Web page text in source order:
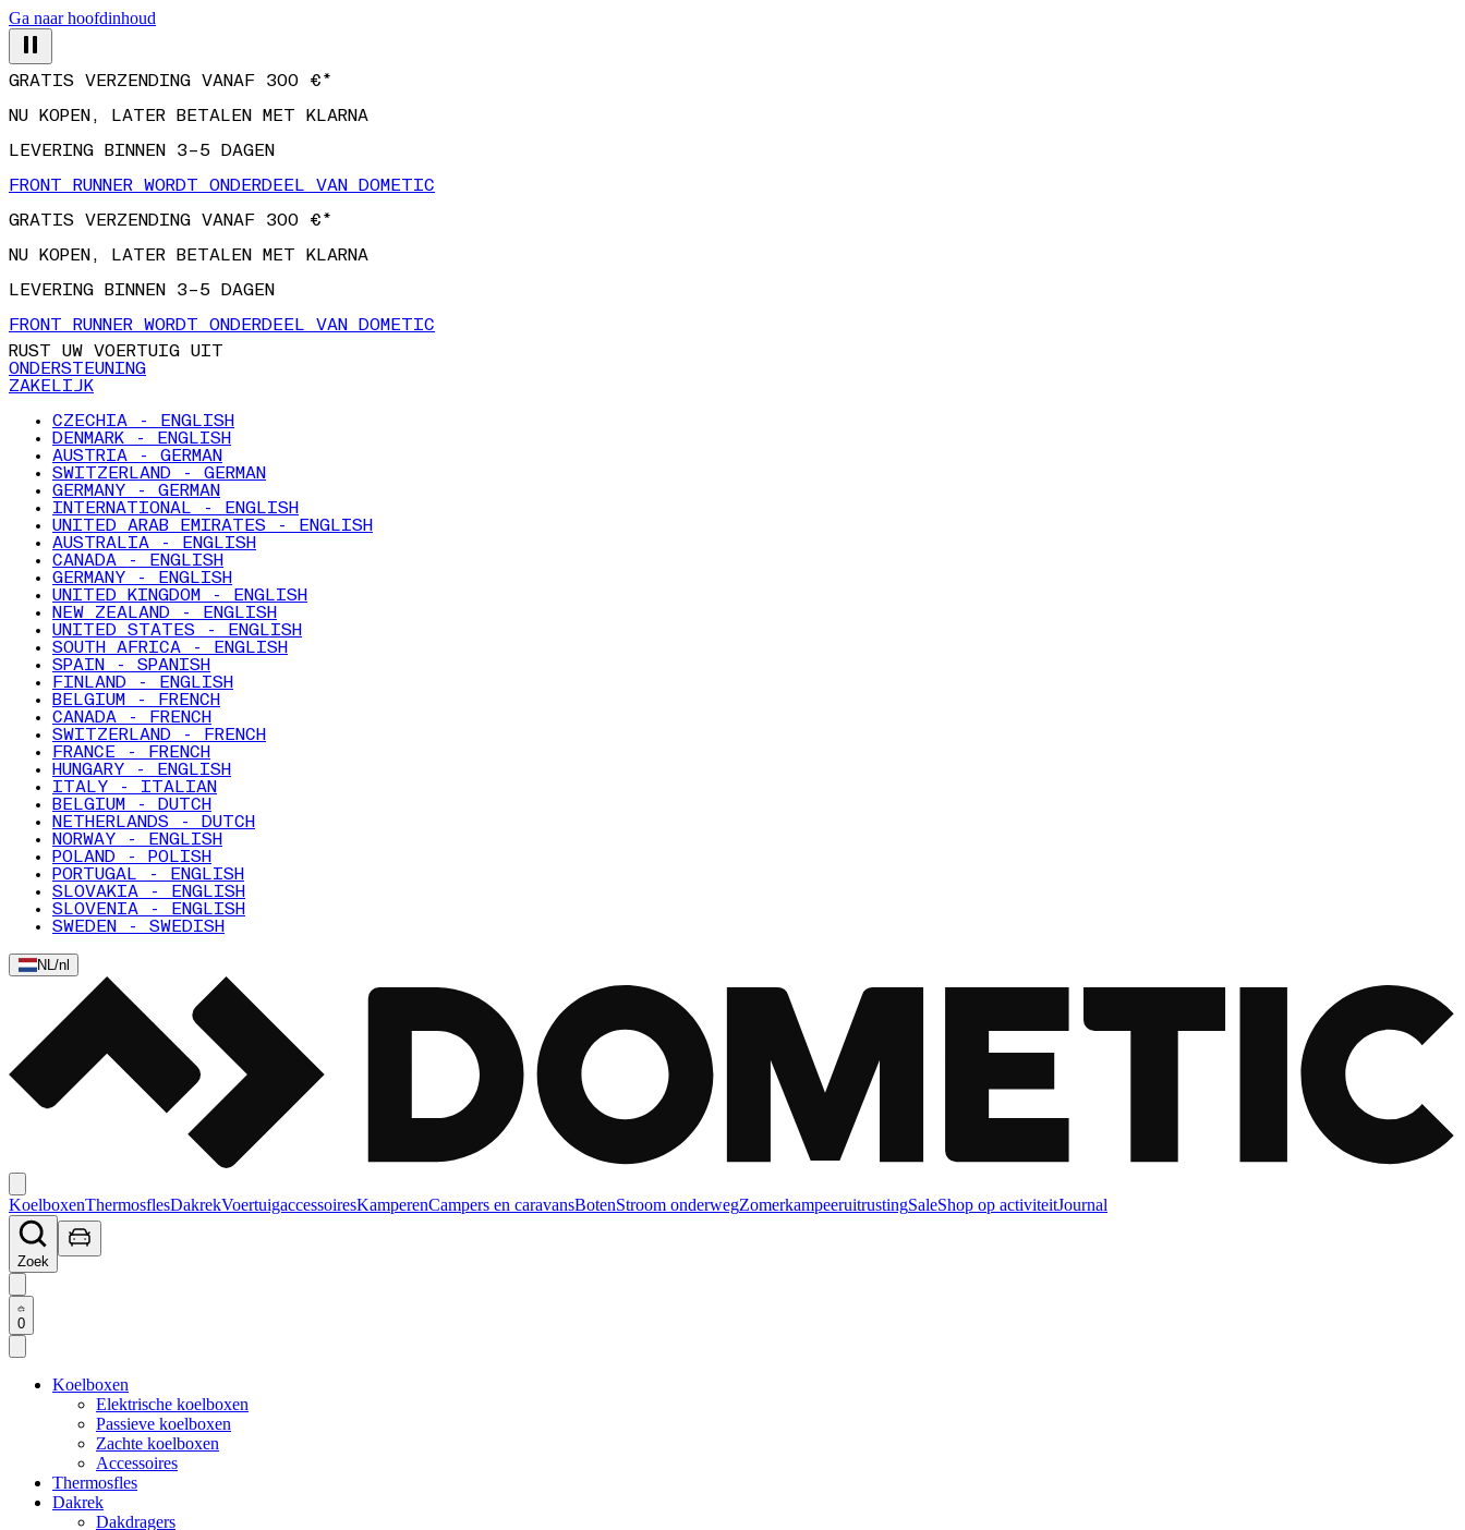
Ga naar hoofdinhoud
GRATIS VERZENDING VANAF 300 €*
NU KOPEN, LATER BETALEN MET KLARNA
LEVERING BINNEN 3–5 DAGEN
FRONT RUNNER WORDT ONDERDEEL VAN DOMETIC
GRATIS VERZENDING VANAF 300 €*
NU KOPEN, LATER BETALEN MET KLARNA
LEVERING BINNEN 3–5 DAGEN
FRONT RUNNER WORDT ONDERDEEL VAN DOMETIC
RUST UW VOERTUIG UIT
ONDERSTEUNING
ZAKELIJK
CZECHIA - ENGLISH
DENMARK - ENGLISH
AUSTRIA - GERMAN
SWITZERLAND - GERMAN
GERMANY - GERMAN
INTERNATIONAL - ENGLISH
UNITED ARAB EMIRATES - ENGLISH
AUSTRALIA - ENGLISH
CANADA - ENGLISH
GERMANY - ENGLISH
UNITED KINGDOM - ENGLISH
NEW ZEALAND - ENGLISH
UNITED STATES - ENGLISH
SOUTH AFRICA - ENGLISH
SPAIN - SPANISH
FINLAND - ENGLISH
BELGIUM - FRENCH
CANADA - FRENCH
SWITZERLAND - FRENCH
FRANCE - FRENCH
HUNGARY - ENGLISH
ITALY - ITALIAN
BELGIUM - DUTCH
NETHERLANDS - DUTCH
NORWAY - ENGLISH
POLAND - POLISH
PORTUGAL - ENGLISH
SLOVAKIA - ENGLISH
SLOVENIA - ENGLISH
SWEDEN - SWEDISH
NL/nl
KoelboxenThermosflesDakrekVoertuigaccessoiresKamperenCampers en caravansBotenStroom onderwegZomerkampeeruitrustingSaleShop op activiteitJournal
Zoek
0
Koelboxen
Elektrische koelboxen
Passieve koelboxen
Zachte koelboxen
Accessoires
Thermosfles
Dakrek
Dakdragers